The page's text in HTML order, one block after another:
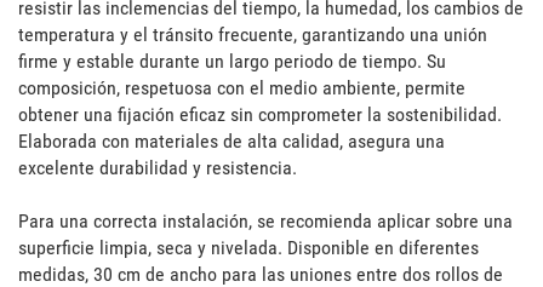
resistir las inclemencias del tiempo, la humedad, los cambios de
temperatura y el tránsito frecuente, garantizando una unión
firme y estable durante un largo periodo de tiempo. Su
composición, respetuosa con el medio ambiente, permite
obtener una fijación eficaz sin comprometer la sostenibilidad.
Elaborada con materiales de alta calidad, asegura una
excelente durabilidad y resistencia.
Para una correcta instalación, se recomienda aplicar sobre una
superficie limpia, seca y nivelada. Disponible en diferentes
medidas, 30 cm de ancho para las uniones entre dos rollos de